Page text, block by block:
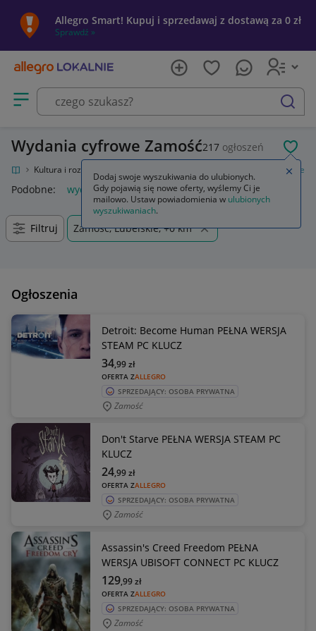
Allegro Smart! Kupuj i sprzedawaj z dostawą za 0 zł
Sprawdź »
Otwórz menu z kategoriami
szukaj
Wydania cyfrowe Zamość217 ogłoszeń
Kultura i rozrywka Wydania cyfrowe
Podobne: wydania cyfrowe
Filtruj Zamość, Lubelskie, +0 km
Ogłoszenia
Detroit: Become Human PEŁNA WERSJA
STEAM PC KLUCZ
OFERTA ZALLEGRO
34,99zł
SPRZEDAJĄCY: OSOBA PRYWATNA
Zamość
Don't Starve PEŁNA WERSJA STEAM PC
KLUCZ
OFERTA ZALLEGRO
24,99zł
SPRZEDAJĄCY: OSOBA PRYWATNA
Zamość
Assassin's Creed Freedom PEŁNA
WERSJA UBISOFT CONNECT PC KLUCZ
OFERTA ZALLEGRO
129,99zł
SPRZEDAJĄCY: OSOBA PRYWATNA
Zamość
Dodaj swoje wyszukiwania do ulubionych.
Gdy pojawią się nowe oferty, wyślemy Ci je
mailowo. Ustaw powiadomienia w ulubionych
wyszukiwaniach.